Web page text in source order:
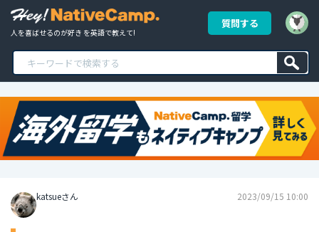
人を喜ばせるのが好き を英語で教えて!
質問する
katsueさん 2023/09/15 10:00